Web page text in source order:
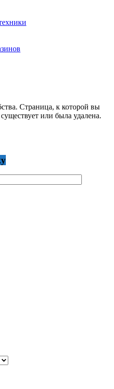
Страница, к которой вы
или была удалена.